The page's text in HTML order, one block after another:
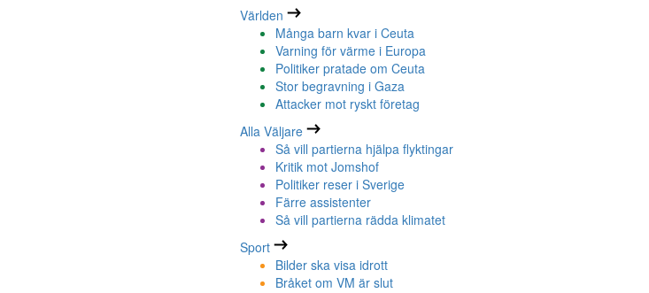
Världen
Många barn kvar i Ceuta
Varning för värme i Europa
Politiker pratade om Ceuta
Stor begravning i Gaza
Attacker mot ryskt företag
Alla Väljare
Så vill partierna hjälpa flyktingar
Kritik mot Jomshof
Politiker reser i Sverige
Färre assistenter
Så vill partierna rädda klimatet
Sport
Bilder ska visa idrott
Bråket om VM är slut